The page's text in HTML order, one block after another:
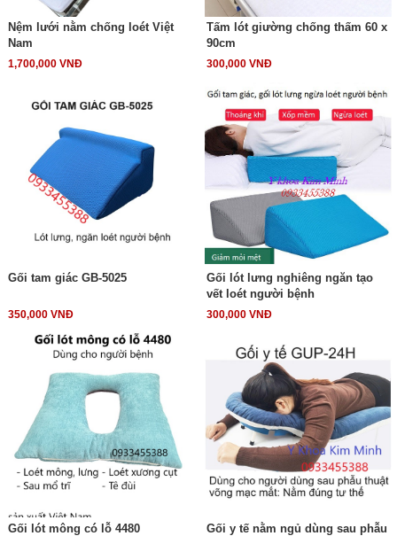
Nệm lưới nằm chống loét Việt
Nam
1,700,000 VNĐ
Tấm lót giường chống thấm 60 x
90cm
300,000 VNĐ
Gối tam giác GB-5025
350,000 VNĐ
Gối lót lưng nghiêng ngăn tạo
vết loét người bệnh
300,000 VNĐ
Gối lót mông có lỗ 4480
Gối y tế nằm ngủ dùng sau phẫu